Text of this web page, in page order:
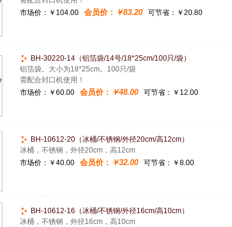
市场价： ￥104.00 会员价： ￥83.20 可节省：￥20.80
BH-30220-14（铝箔袋/14号/18*25cm/100只/袋）
铝箔袋。大小为18*25cm。100只/袋
需配合封口机使用！
市场价： ￥60.00 会员价： ￥48.00 可节省：￥12.00
BH-10612-20（冰桶/不锈钢/外径20cm/高12cm）
冰桶，不锈钢，外径20cm，高12cm
市场价： ￥40.00 会员价： ￥32.00 可节省：￥8.00
BH-10612-16（冰桶/不锈钢/外径16cm/高10cm）
冰桶，不锈钢，外径16cm，高10cm